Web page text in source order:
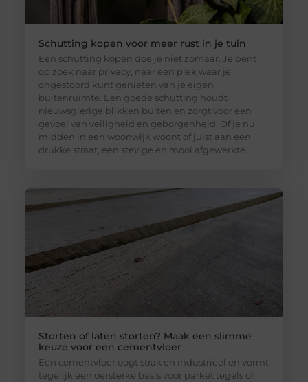
Schutting kopen voor meer rust in je tuin
Een schutting kopen doe je niet zomaar. Je bent
op zoek naar privacy, naar een plek waar je
ongestoord kunt genieten van je eigen
buitenruimte. Een goede schutting houdt
nieuwsgierige blikken buiten en zorgt voor een
gevoel van veiligheid en geborgenheid. Of je nu
midden in een woonwijk woont of juist aan een
drukke straat, een stevige en mooi afgewerkte
Storten of laten storten? Maak een slimme
keuze voor een cementvloer
Een cementvloer oogt strak en industrieel en vormt
tegelijk een oersterke basis voor parket tegels of